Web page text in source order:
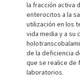
la fracción activa
enterocitos a la
utilización en los
vida media y a su
de la deficiencia
que se realice de
laboratorios.